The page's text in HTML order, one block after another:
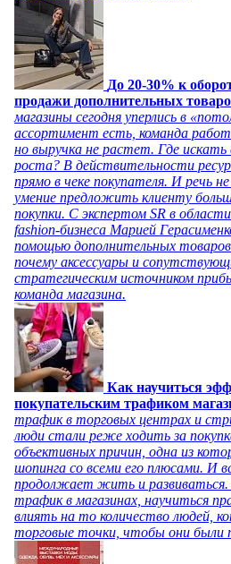
До 20-30% к
продажи дополнительных
магазины сегодня уперлись в
ассортимент есть, команда
но выручка не растет. Где
роста? В действительности
прямо в чеке покупателя. И речь
умение предложить клиенту
покупки. С экспертом SR в
fashion-бизнеса Марией
помощью дополнительных
почему аксессуары и
стратегическим источником
команда магазина.
Как научиться
покупательским трафиком
трафик в торговых центрах и
люди стали реже ходить за
объективных причин, одна из
шопинга со всеми его плюсами. И
продолжает жить и развиваться.
трафик в магазинах, научиться
влиять на то количество людей,
торговые точки, чтобы они были